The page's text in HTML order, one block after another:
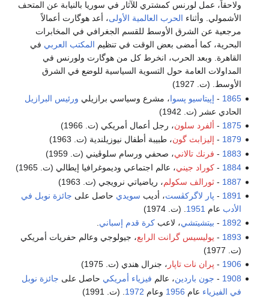
ولاحقاً، عمل لورنس كمشتري للآثار في سوريا بالنيابة عن المتحف
الأشمولي. وأثناء الحرب العالمية الأولى، أعد هوگارت أعمالاً
مرجعية عن الشرق الأوسط للقسم الجغرافي في المخابرات
البحرية، كما أمضى بعض الوقت في تنظيم المكتب العربي في
القاهرة. وبعد الحرب، انخرط كل من هوگارت ولورنس في
المداولات العامة حول التسوية السياسية للوضع في الشرق
الأوسط. (ت. 1927)
1865
- إپيتاسيو پسوا، مشرع وسياسي برازيلي ورئيس البرازيل
الحادي عشر (ت. 1942)
1875
- ألفرد سلون، رجل أعمال أمريكي (ت. 1966)
1879
- إليزابث گون، طبيبة أطفال نيوزيلندية (ت. 1963)
1883
- فرنك تالاني، صحفي ورسام سلوڤيني (ت. 1959)
1884
-كوراد جيني، عالم اجتماعي وديموغرافيا إيطالي (ت. 1965)
1887
-ثورالف سكولم، رياضياتي نرويجي (ت. 1963)
1891
- پار لاگركڤست، أديب سويدي حاصل على جائزة نوبل في
الأدب عام 1951 . (ت. 1974)
1892
- بيتشيتشي، لاعبكرة قدم إسباني.
1893
- يوليسيس گرانت الرابع، جيولوجي وعالم حفريات أمريكي
(ت. 1977)
1906
- پران نات تاپار ، جنرال هندي (ت. 1975)
1908
- جون باردين، عالم فيزياء أمريكي حاصل على جائزة نوبل
في الفيزياء عام 1956 وعام 1972 . (ت. 1991)